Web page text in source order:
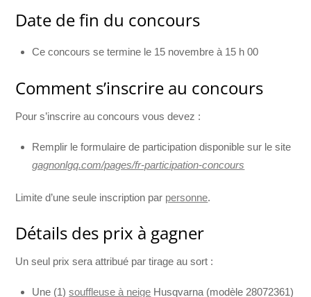
Date de fin du concours
Ce concours se termine le 15 novembre à 15 h 00
Comment s’inscrire au concours
Pour s’inscrire au concours vous devez :
Remplir le formulaire de participation disponible sur le site
gagnonlgq.com/pages/fr-participation-concours
Limite d’une seule inscription par personne.
Détails des prix à gagner
Un seul prix sera attribué par tirage au sort :
Une (1)souffleuse à neige Husqvarna (modèle 28072361)